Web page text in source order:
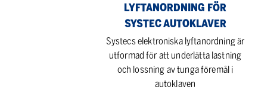
LYFTANORDNING FÖR
SYSTEC AUTOKLAVER
Systecs elektroniska lyftanordning är
utformad för att underlätta lastning
och lossning av tunga föremål i
autoklaven